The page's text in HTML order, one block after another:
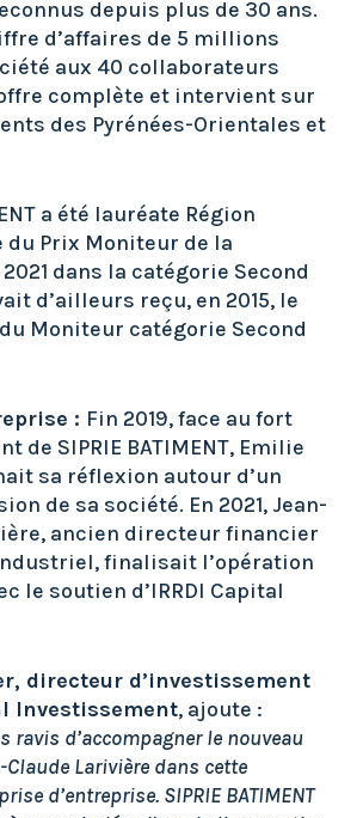
depuis plus de 30 ans.
d’affaires de 5 millions
aux 40 collaborateurs
complète et intervient sur
des Pyrénées-Orientales et
a été lauréate Région
du Prix Moniteur de la
dans la catégorie Second
d’ailleurs reçu, en 2015, le
Moniteur catégorie Second
: Fin 2019, face au fort
de SIPRIE BATIMENT, Emilie
sa réflexion autour d’un
de sa société. En 2021, Jean-
ancien directeur financier
finalisait l’opération
le soutien d’IRRDI Capital
directeur d’investissement
Investissement, ajoute :
ravis d’accompagner le nouveau
Claude Larivière dans cette
d’entreprise. SIPRIE BATIMENT